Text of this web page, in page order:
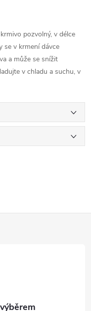
pozvolný, v délce
se v krmení dávce
a může se snížit
v chladu a suchu, v